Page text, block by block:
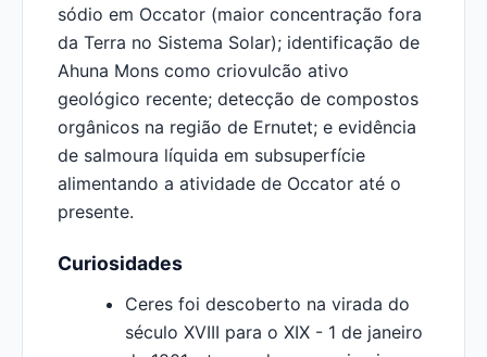
sódio em Occator (maior concentração fora
da Terra no Sistema Solar); identificação de
Ahuna Mons como criovulcão ativo
geológico recente; detecção de compostos
orgânicos na região de Ernutet; e evidência
de salmoura líquida em subsuperfície
alimentando a atividade de Occator até o
presente.
Curiosidades
Ceres foi descoberto na virada do
século XVIII para o XIX - 1 de janeiro